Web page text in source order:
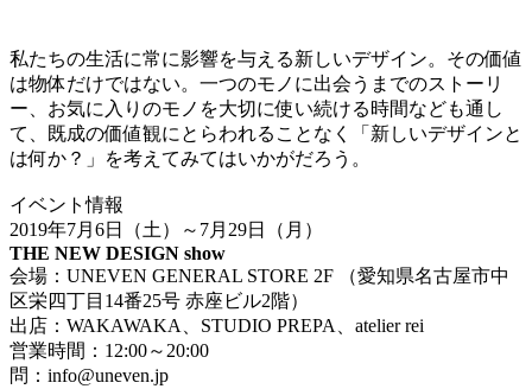
私たちの生活に常に影響を与える新しいデザイン。その価値
は物体だけではない。一つのモノに出会うまでのストーリ
ー、お気に入りのモノを大切に使い続ける時間なども通し
て、既成の価値観にとらわれることなく「新しいデザインと
は何か？」を考えてみてはいかがだろう。
イベント情報
2019年7月6日（土）～7月29日（月）
THE NEW DESIGN show
会場：UNEVEN GENERAL STORE 2F （愛知県名古屋市中
区栄四丁目14番25号 赤座ビル2階）
出店：WAKAWAKA、STUDIO PREPA、atelier rei
営業時間：12:00～20:00
問：info@uneven.jp